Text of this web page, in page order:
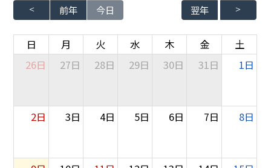
前年 今日 翌年
日 月 火 水 木 金
土
26日
27日 28日 29日 30日 31日 1日
2日 3日 4日 5日 6日 7日 8日